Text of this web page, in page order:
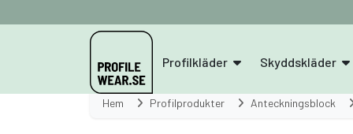
Profilkläder Skyddskläder
Hem Profilprodukter Anteckningsblock